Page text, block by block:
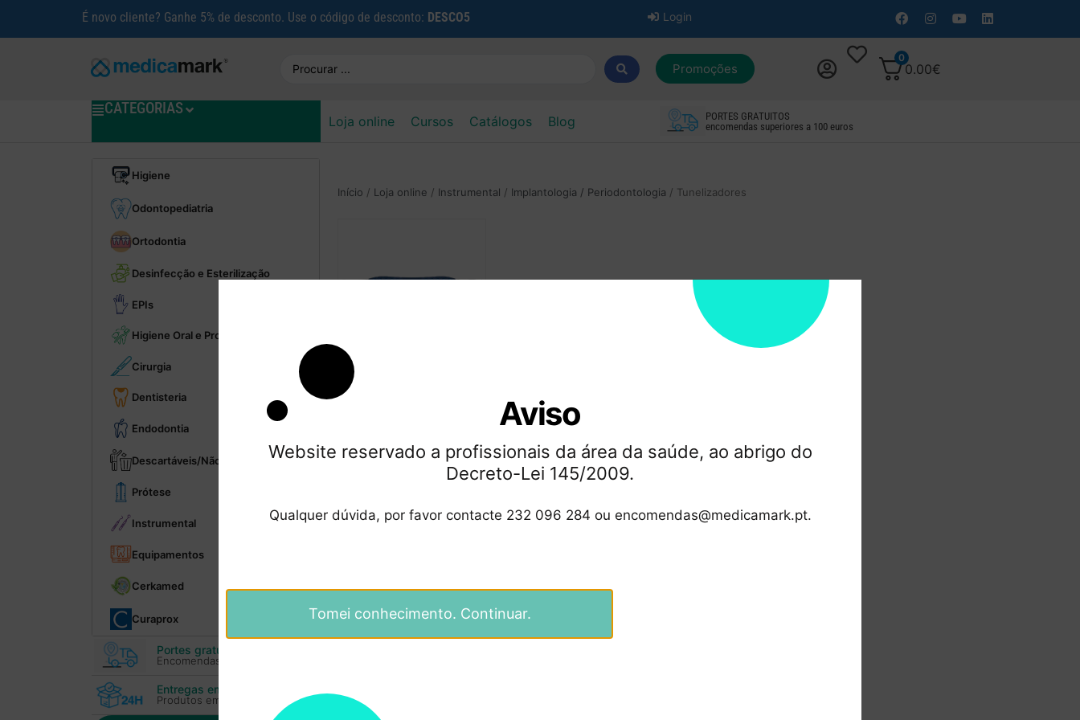
É novo cliente? Ganhe 5% de desconto. Use o código de desconto: DESCO5 Login
Promoções
0
0.00€
CATEGORIAS
Loja online Cursos Catálogos Blog
PORTES GRATUITOS
encomendas superiores a 100 euros
Higiene
Odontopediatria
Ortodontia
Desinfecção e Esterilização
EPIs
Higiene Oral e Profilaxia
Cirurgia
Dentisteria
Endodontia
Descartáveis/Não reutilizáveis
Prótese
Instrumental
Equipamentos
Cerkamed
Curaprox
Portes gratuitos
Encomendas superiores 100€
Entregas em 24H
Produtos em stock
Início / Loja online / Instrumental / Implantologia / Periodontologia / Tunelizadores
Tunelizadores Stricker –
Aviso
Website reservado a profissionais da área da saúde, ao abrigo do
Decreto-Lei 145/2009.
Qualquer dúvida, por favor contacte 232 096 284 ou encomendas@medicamark.pt.
Tomei conhecimento. Continuar.